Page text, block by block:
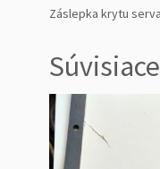
Záslepka krytu